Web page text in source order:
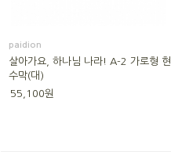
paidion
살아가요, 하나님 나라! A-2 가로형 현
수막(대)
55,100원